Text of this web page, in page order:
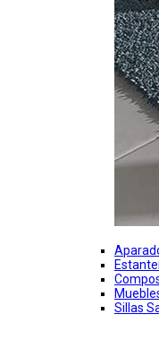
Sillas